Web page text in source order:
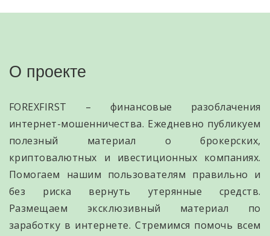
О проекте
FOREXFIRST – финансовые разоблачения
интернет-мошенничества. Ежедневно публикуем
полезный материал о брокерских,
криптовалютных и ивестиционных компаниях.
Помогаем нашим пользователям правильно и
без риска вернуть утерянные средств.
Размещаем эксклюзивный материал по
заработку в интернете. Стремимся помочь всем